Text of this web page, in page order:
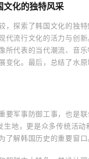
化的独特风采
，探索了韩国文化的独
代流行文化的活力与创
所代表的当代潮流、音
变化。最后，总结了水
要军事防御工事，也是
地，更是众多传统活
了解韩国历史的重要窗口